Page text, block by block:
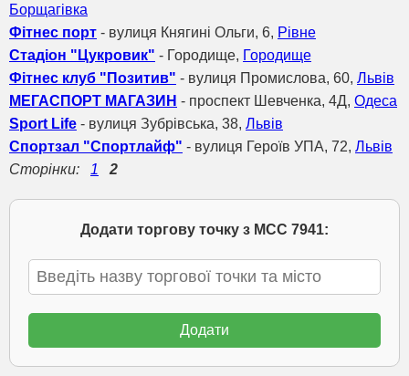
Борщагівка
Фітнес порт - вулиця Княгині Ольги, 6, Рівне
Стадіон "Цукровик" - Городище, Городище
Фітнес клуб "Позитив" - вулиця Промислова, 60, Львів
МЕГАСПОРТ МАГАЗИН - проспект Шевченка, 4Д, Одеса
Sport Life - вулиця Зубрівська, 38, Львів
Спортзал "Спортлайф" - вулиця Героїв УПА, 72, Львів
Сторінки: 1 2
Додати торгову точку з МСС 7941: